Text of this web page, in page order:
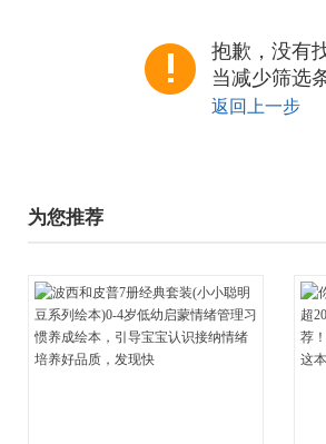
抱歉，没有
当减少筛选
返回上一步
为您推荐